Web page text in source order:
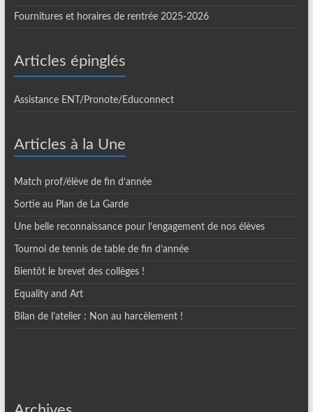
Fournitures et horaires de rentrée 2025-2026
Articles épinglés
Assistance ENT/Pronote/Educonnect
Articles à la Une
Match prof/élève de fin d’année
Sortie au Plan de La Garde
Une belle reconnaissance pour l’engagement de nos élèves
Tournoi de tennis de table de fin d’année
Bientôt le brevet des collèges !
Equality and Art
Bilan de l’atelier : Non au harcèlement !